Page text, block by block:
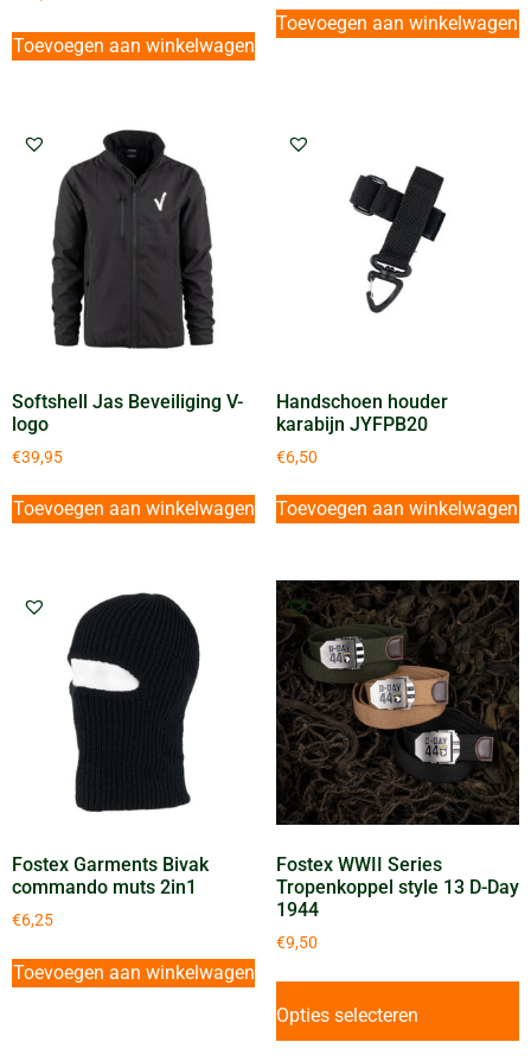
Toevoegen aan winkelwagen
Toevoegen aan winkelwagen
Softshell Jas Beveiliging V-
logo
€39,95
Toevoegen aan winkelwagen
Handschoen houder
karabijn JYFPB20
€6,50
Toevoegen aan winkelwagen
Fostex Garments Bivak
commando muts 2in1
€6,25
Toevoegen aan winkelwagen
Fostex WWII Series
Tropenkoppel style 13 D-Day
1944
€9,50
Opties selecteren